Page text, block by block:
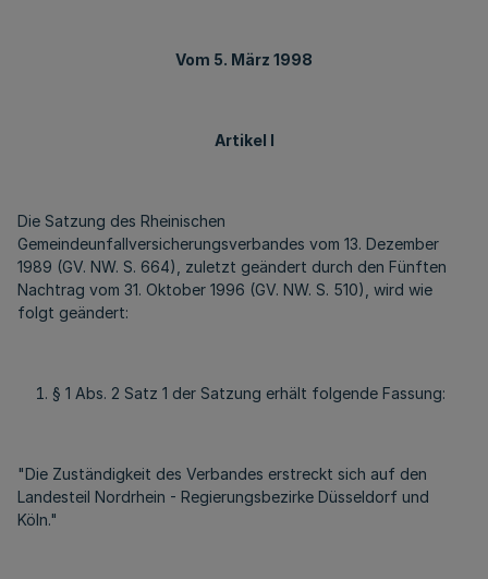
Vom 5. März 1998
Artikel I
Die Satzung des Rheinischen
Gemeindeunfallversicherungsverbandes vom 13. Dezember
1989 (GV. NW. S. 664), zuletzt geändert durch den Fünften
Nachtrag vom 31. Oktober 1996 (GV. NW. S. 510), wird wie
folgt geändert:
§ 1 Abs. 2 Satz 1 der Satzung erhält folgende Fassung:
"Die Zuständigkeit des Verbandes erstreckt sich auf den
Landesteil Nordrhein - Regierungsbezirke Düsseldorf und
Köln."